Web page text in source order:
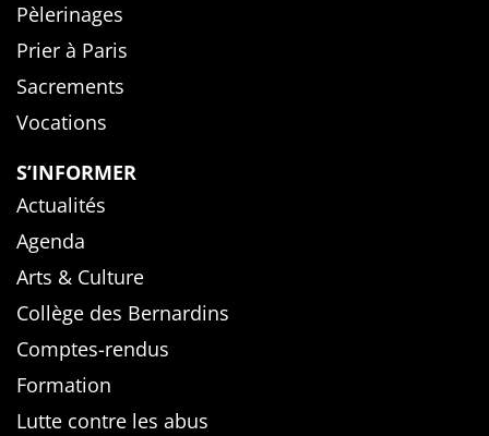
Pèlerinages
Prier à Paris
Sacrements
Vocations
S’INFORMER
Actualités
Agenda
Arts & Culture
Collège des Bernardins
Comptes-rendus
Formation
Lutte contre les abus